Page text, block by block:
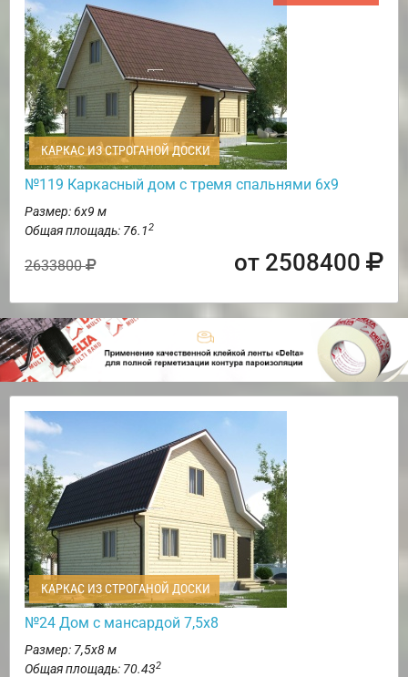
КАРКАС ИЗ СТРОГАНОЙ ДОСКИ
№119 Каркасный дом с тремя спальнями 6х9
Размер: 6х9 м
Общая площадь: 76.12
2633800 от 2508400
КАРКАС ИЗ СТРОГАНОЙ ДОСКИ
№24 Дом с мансардой 7,5х8
Размер: 7,5х8 м
Общая площадь: 70.432